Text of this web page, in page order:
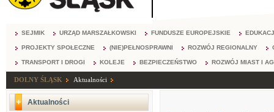
SEJMIK URZĄD MARSZAŁKOWSKI FUNDUSZE EUROPEJSKIE
PROJEKTY SPOŁECZNE (NIE)PEŁNOSPRAWNI ROZWÓJ REGIONALNY
TRANSPORT I DROGI KOLEJE BEZPIECZEŃSTWO ROZWÓJ MIAST I
DOLNY ŚLĄSK Aktualności
Aktualności